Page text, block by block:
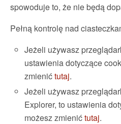
spowoduje to, że nie będą
Pełną kontrolę nad
Jeżeli używasz
ustawienia dotyczące
zmienićtutaj.
Jeżeli używasz
Explorer, to ustawienia
możesz zmienićtutaj.